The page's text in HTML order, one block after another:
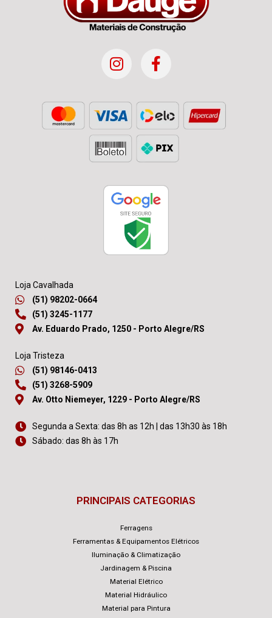
Loja Cavalhada
(51) 98202-0664
(51) 3245-1177
Av. Eduardo Prado, 1250 - Porto Alegre/RS
Loja Tristeza
(51) 98146-0413
(51) 3268-5909
Av. Otto Niemeyer, 1229 - Porto Alegre/RS
Segunda a Sexta: das 8h as 12h | das 13h30 às 18h
Sábado: das 8h às 17h
PRINCIPAIS CATEGORIAS
Ferragens
Ferramentas & Equipamentos Elétricos
Iluminação & Climatização
Jardinagem & Piscina
Material Elétrico
Material Hidráulico
Material para Pintura